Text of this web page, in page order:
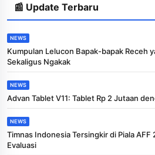
📰 Update Terbaru
NEWS
Kumpulan Lelucon Bapak-bapak Receh
Sekaligus Ngakak
NEWS
Advan Tablet V11: Tablet Rp 2 Jutaan
NEWS
Timnas Indonesia Tersingkir di Piala
Evaluasi